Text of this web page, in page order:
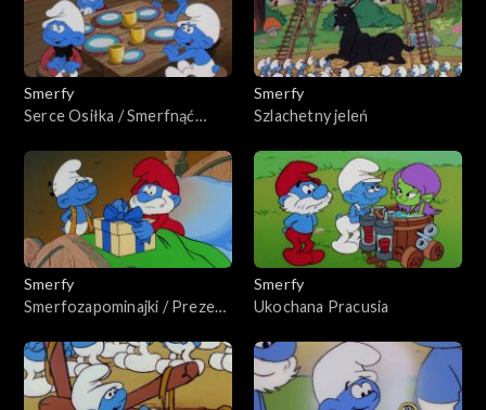
Smerfy
Serce Osiłka / Smerfnąć
Smerfy
Szlachetny jeleń
Smerfy
Smerfozapominajki / Prezent
Smerfy
Ukochana Pracusia